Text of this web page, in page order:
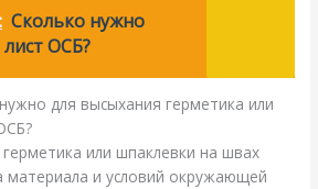
Сколько нужно
ОСБ?
для высыхания герметика или
или шпаклевки на швах
материала и условий окружающей